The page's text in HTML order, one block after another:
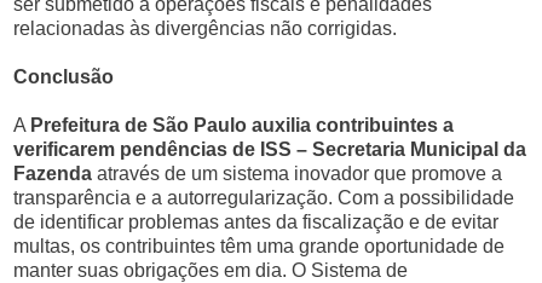
ser submetido a operações fiscais e penalidades
relacionadas às divergências não corrigidas.
Conclusão
A Prefeitura de São Paulo auxilia contribuintes a
verificarem pendências de ISS – Secretaria Municipal da
Fazenda através de um sistema inovador que promove a
transparência e a autorregularização. Com a possibilidade
de identificar problemas antes da fiscalização e de evitar
multas, os contribuintes têm uma grande oportunidade de
manter suas obrigações em dia. O Sistema de